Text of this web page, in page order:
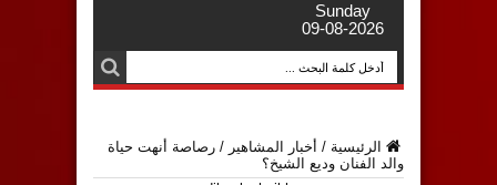
Sunday
09-08-2026
الرئيسية / أخبار المشاهير / رصاصة أنهت حياة
والد الفنان وديع الشيخ؟